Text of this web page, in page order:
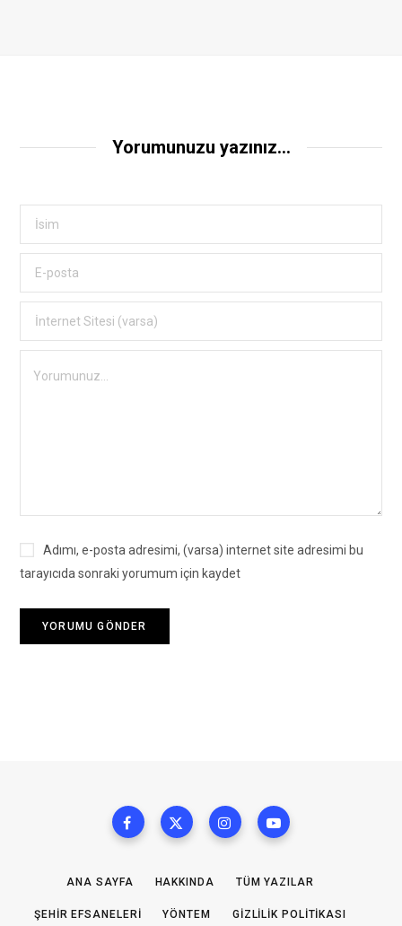
Yorumunuzu yazınız...
Adımı, e-posta adresimi, (varsa) internet site adresimi bu
tarayıcıda sonraki yorumum için kaydet
ANA SAYFA HAKKINDA TÜM YAZILAR
ŞEHIR EFSANELERI YÖNTEM GIZLILIK POLITIKASI